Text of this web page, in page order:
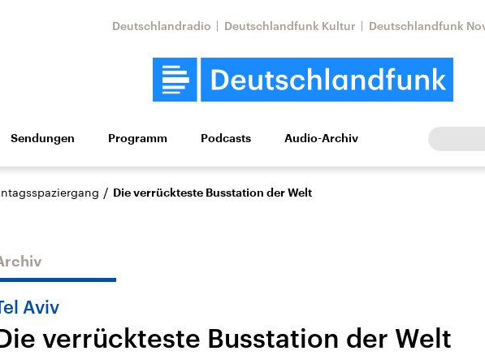
Deutschlandradio Deutschlandfunk Kultur Deutschlandfunk
Politik Wirtschaft Wissen Kultur Europa
Musik
Sachsen-
USA
Nahostkonflikt
Iran
Sendungen Programm Podcasts Audio-Archiv
/ Die verrückteste Busstation der Welt
Aviv
verrückteste Busstation der Welt